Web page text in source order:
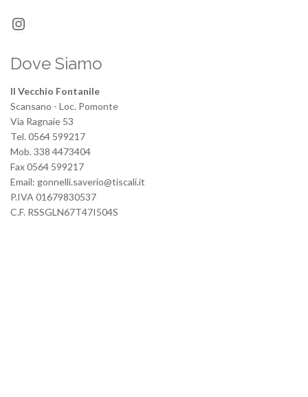
Instagram
Dove Siamo
Il Vecchio Fontanile
Scansano - Loc. Pomonte
Via Ragnaie 53
Tel. 0564 599217
Mob. 338 4473404
Fax 0564 599217
Email: gonnelli.saverio@tiscali.it
P.IVA 01679830537
C.F. RSSGLN67T47I504S